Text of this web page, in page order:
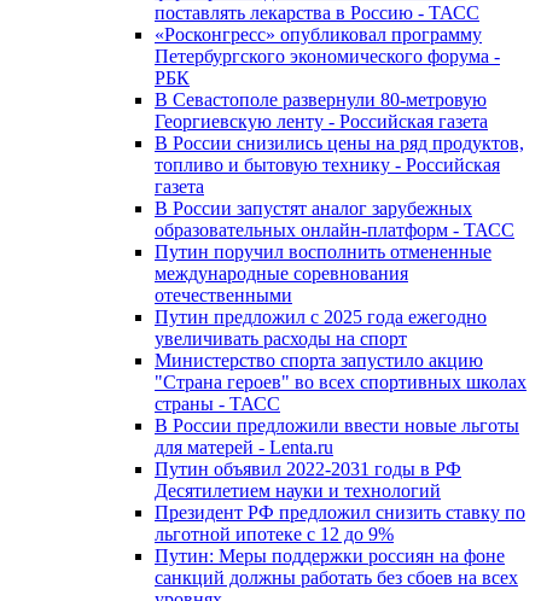
поставлять лекарства в Россию - ТАСС
«Росконгресс» опубликовал программу
Петербургского экономического форума -
РБК
В Севастополе развернули 80-метровую
Георгиевскую ленту - Российская газета
В России снизились цены на ряд продуктов,
топливо и бытовую технику - Российская
газета
В России запустят аналог зарубежных
образовательных онлайн-платформ - ТАСС
Путин поручил восполнить отмененные
международные соревнования
отечественными
Путин предложил с 2025 года ежегодно
увеличивать расходы на спорт
Министерство спорта запустило акцию
"Страна героев" во всех спортивных школах
страны - ТАСС
В России предложили ввести новые льготы
для матерей - Lenta.ru
Путин объявил 2022-2031 годы в РФ
Десятилетием науки и технологий
Президент РФ предложил снизить ставку по
льготной ипотеке с 12 до 9%
Путин: Меры поддержки россиян на фоне
санкций должны работать без сбоев на всех